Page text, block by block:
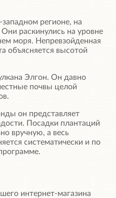
регионе, на
раскинулись на уровне
моря. Непревзойденная
объясняется высотой
Элгон. Он давно
почвы целой
он представляет
Посадки плантаций
вручную, а весь
систематически и по
интернет-магазина